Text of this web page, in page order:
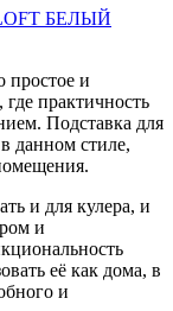
БЕЛЫЙ
простое и
практичность
Подставка для
данном стиле,
и для кулера, и
и
её как дома, в
и